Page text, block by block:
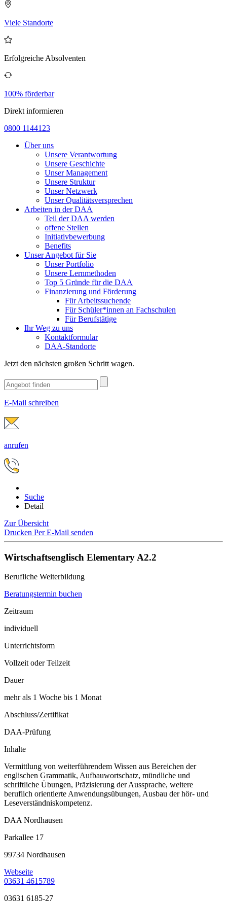
Viele Standorte
Erfolgreiche Absolventen
100% förderbar
Direkt informieren
0800 1144123
Über uns
Unsere Verantwortung
Unsere Geschichte
Unser Management
Unsere Struktur
Unser Netzwerk
Unser Qualitätsversprechen
Arbeiten in der DAA
Teil der DAA werden
offene Stellen
Initiativbewerbung
Benefits
Unser Angebot für Sie
Unser Portfolio
Unsere Lernmethoden
Top 5 Gründe für die DAA
Finanzierung und Förderung
Für Arbeitssuchende
Für Schüler*innen an Fachschulen
Für Berufstätige
Ihr Weg zu uns
Kontaktformular
DAA-Standorte
Jetzt den nächsten großen Schritt wagen.
E-Mail schreiben
anrufen
Suche
Detail
Zur Übersicht
Drucken Per E-Mail senden
Wirtschaftsenglisch Elementary A2.2
Berufliche Weiterbildung
Beratungstermin buchen
Zeitraum
individuell
Unterrichtsform
Vollzeit oder Teilzeit
Dauer
mehr als 1 Woche bis 1 Monat
Abschluss/Zertifikat
DAA-Prüfung
Inhalte
Vermittlung von weiterführendem Wissen aus Bereichen der
englischen Grammatik, Aufbauwortschatz, mündliche und
schriftliche Übungen, Präzisierung der Aussprache, weitere
beruflich orientierte Anwendungsübungen, Ausbau der hör- und
Leseverständniskompetenz.
DAA Nordhausen
Parkallee 17
99734 Nordhausen
Webseite
03631 4615789
03631 6185-27